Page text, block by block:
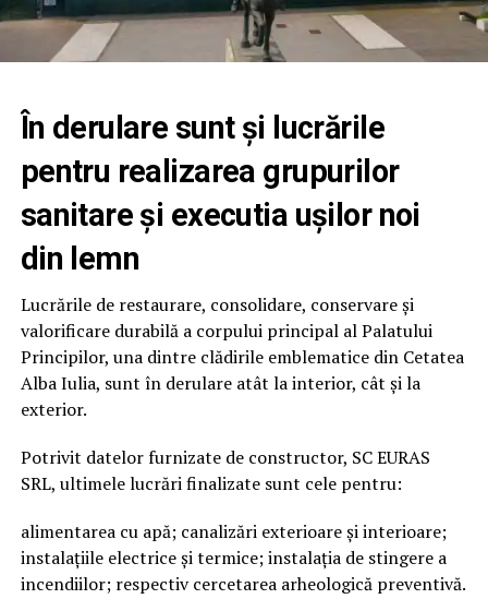
În derulare sunt și lucrările
pentru realizarea grupurilor
sanitare şi executia ușilor noi
din lemn
Lucrările de restaurare, consolidare, conservare și
valorificare durabilă a corpului principal al Palatului
Principilor, una dintre clădirile emblematice din Cetatea
Alba Iulia, sunt în derulare atât la interior, cât și la
exterior.
Potrivit datelor furnizate de constructor, SC EURAS
SRL, ultimele lucrări finalizate sunt cele pentru:
alimentarea cu apă; canalizări exterioare și interioare;
instalațiile electrice și termice; instalația de stingere a
incendiilor; respectiv cercetarea arheologică preventivă.